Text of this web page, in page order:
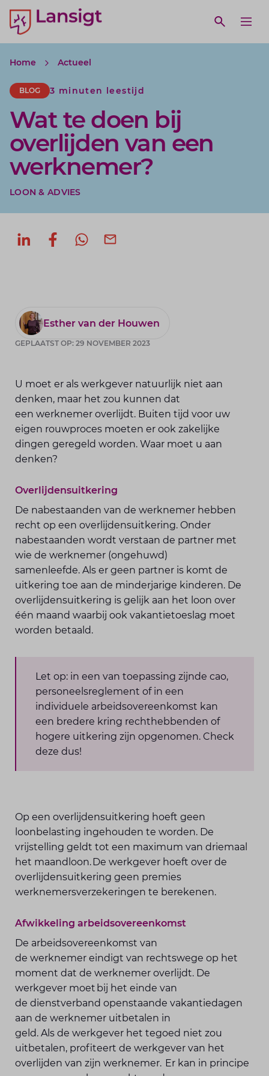
Lansigt Accountants logo
Open
search website
Home Actueel
BLOG 3 minuten leestijd
Wat te doen bij
overlijden van een
werknemer?
LOON & ADVIES
Deel op LinkedIn
Deel op Facebook
Esther van der Houwen
GEPLAATST OP: 29 NOVEMBER 2023
U moet er als werkgever natuurlijk niet aan
denken, maar het zou kunnen dat
een werknemer overlijdt. Buiten tijd voor uw
eigen rouwproces moeten er ook zakelijke
dingen geregeld worden. Waar moet u aan
denken?
Overlijdensuitkering
De nabestaanden van de werknemer hebben
recht op een overlijdensuitkering. Onder
nabestaanden wordt verstaan de partner met
wie de werknemer (ongehuwd)
samenleefde. Als er geen partner is komt de
uitkering toe aan de minderjarige kinderen. De
overlijdensuitkering is gelijk aan het loon over
één maand waarbij ook vakantietoeslag moet
worden betaald.
Let op: in een van toepassing zijnde cao,
personeelsreglement of in een
individuele arbeidsovereenkomst kan
een bredere kring rechthebbenden of
hogere uitkering zijn opgenomen. Check
deze dus!
Op een overlijdensuitkering hoeft geen
loonbelasting ingehouden te worden. De
vrijstelling geldt tot een maximum van driemaal
het maandloon. De werkgever hoeft over de
overlijdensuitkering geen premies
werknemersverzekeringen te berekenen.
Afwikkeling arbeidsovereenkomst
De arbeidsovereenkomst van
de werknemer eindigt van rechtswege op het
moment dat de werknemer overlijdt. De
werkgever moet bij het einde van
de dienstverband openstaande vakantiedagen
aan de werknemer uitbetalen in
geld. Als de werkgever het tegoed niet zou
uitbetalen, profiteert de werkgever van het
overlijden van zijn werknemer. Er kan in principe